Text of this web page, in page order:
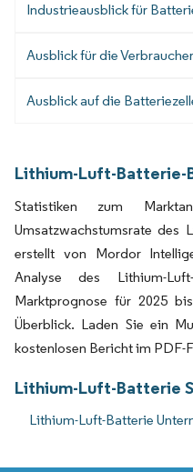
Industrieausblick für
Ausblick für die
Ausblick auf die
Lithium-Luft-Batterie-
Statistiken zum
Umsatzwachstumsrate des
erstellt von Mordor
Analyse des Lithium-
Marktprognose für 2025
Überblick. Laden Sie ein
kostenlosen Bericht im PDF-
Lithium-Luft-Batterie
Lithium-Luft-Batterie